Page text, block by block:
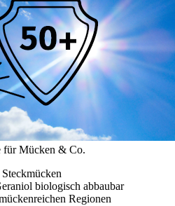
für Mücken & Co.
biologisch abbaubar
Regionen